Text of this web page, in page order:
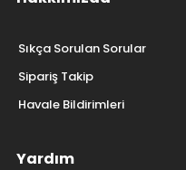
Sıkça Sorulan Sorular
Sipariş Takip
Havale Bildirimleri
Yardım